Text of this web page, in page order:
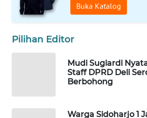
Buka Katalog
Pilihan Editor
Mudi Sugiardi
Staff DPRD Deli
Berbohong
Warga Sidoharjo 1
FORWAMKI
ALPERKLINAS
NEWS